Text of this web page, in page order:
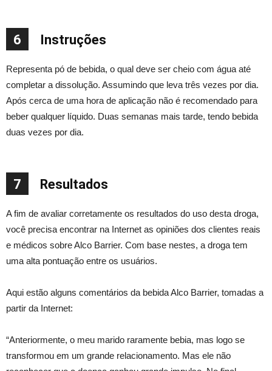
6 Instruções
Representa pó de bebida, o qual deve ser cheio com água até
completar a dissolução. Assumindo que leva três vezes por dia.
Após cerca de uma hora de aplicação não é recomendado para
beber qualquer líquido. Duas semanas mais tarde, tendo bebida
duas vezes por dia.
7 Resultados
A fim de avaliar corretamente os resultados do uso desta droga,
você precisa encontrar na Internet as opiniões dos clientes reais
e médicos sobre Alco Barrier. Com base nestes, a droga tem
uma alta pontuação entre os usuários.
Aqui estão alguns comentários da bebida Alco Barrier, tomadas a
partir da Internet:
“Anteriormente, o meu marido raramente bebia, mas logo se
transformou em um grande relacionamento. Mas ele não